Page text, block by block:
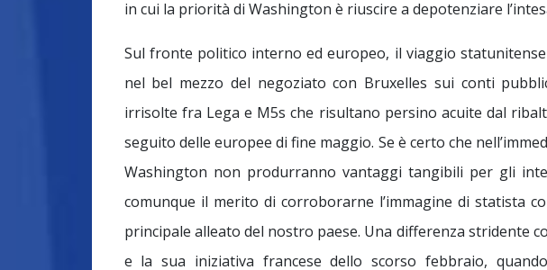
in cui la priorità di Washington è riuscire a depotenziare
Sul fronte politico interno ed europeo, il viaggio
nel bel mezzo del negoziato con Bruxelles sui conti
irrisolte fra Lega e M5s che risultano persino acuite dal
seguito delle europee di fine maggio. Se è certo che
Washington non produrranno vantaggi tangibili per gli
comunque il merito di corroborarne l’immagine di statista
principale alleato del nostro paese. Una differenza stridente
e la sua iniziativa francese dello scorso febbraio,